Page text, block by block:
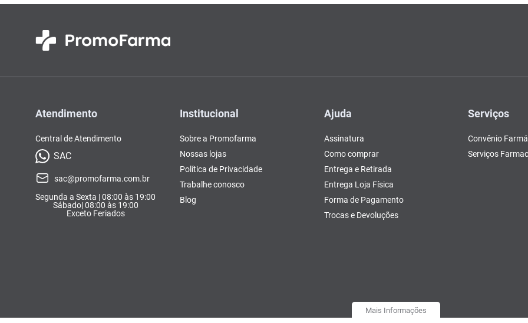
Atendimento
Central de Atendimento
SAC
sac@promofarma.com.br
Segunda a Sexta | 08:00 às 19:00
Sábado| 08:00 às 19:00
Exceto Feriados
Institucional
Sobre a Promofarma
Nossas lojas
Política de Privacidade
Trabalhe conosco
Blog
Ajuda
Assinatura
Como comprar
Entrega e Retirada
Entrega Loja Física
Forma de Pagamento
Trocas e Devoluções
Serviços
Convênio
Serviços
Mais Informações